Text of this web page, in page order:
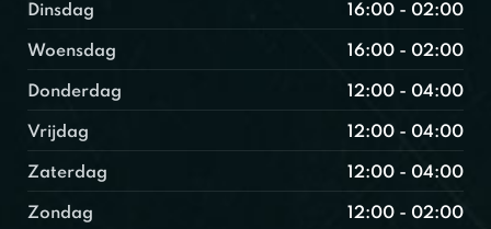
Dinsdag 16:00 - 02:00
Woensdag 16:00 - 02:00
Donderdag 12:00 - 04:00
Vrijdag 12:00 - 04:00
Zaterdag 12:00 - 04:00
Zondag 12:00 - 02:00